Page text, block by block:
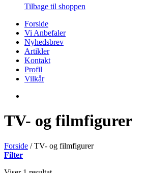
Tilbage til shoppen
Forside
Vi Anbefaler
Nyhedsbrev
Artikler
Kontakt
Profil
Vilkår
TV- og filmfigurer
Forside /TV- og filmfigurer
Filter